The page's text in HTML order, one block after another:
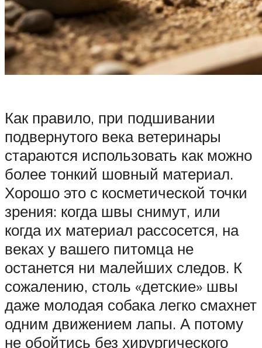
Как правило, при подшивании
подвернутого века ветеринары
стараются использовать как можно
более тонкий шовный материал.
Хорошо это с косметической точки
зрения: когда швы снимут, или
когда их материал рассосется, на
веках у вашего питомца не
останется ни малейших следов. К
сожалению, столь «детские» швы
даже молодая собака легко смахнет
одним движением лапы. А потому
не обойтись без хирургического